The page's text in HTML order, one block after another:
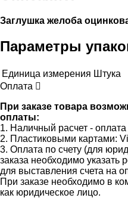
Заглушка желоба
Параметры
Единица измерения Штука
Оплата
При заказе товара
оплаты:
1. Наличный расчет -
2. Пластиковыми картами:
3. Оплата по счету (для
заказа необходимо указать
для выставления счета на
При заказе необходимо в
как юридическое лицо.